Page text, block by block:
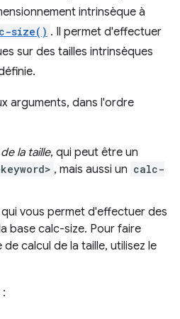
intrinsèque à
size() . Il permet d'effectuer
sur des tailles intrinsèques
arguments, dans l'ordre
la taille, qui peut être un
, mais aussi un calc-
qui vous permet d'effectuer des
base calc-size. Pour faire
calcul de la taille, utilisez le